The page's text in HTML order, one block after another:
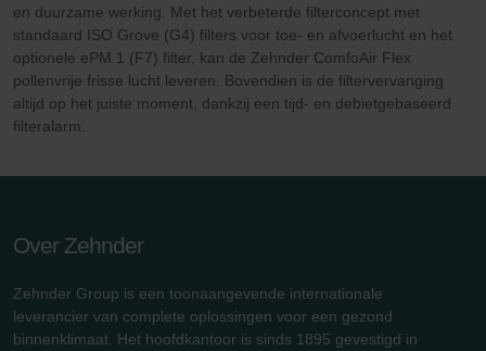
en duurzame werking. Met het verbeterde filterconcept met
standaard ISO Grove (G4) filters voor toe- en afvoerlucht en het
optionele ePM 1 (F7) filter, kan de Zehnder ComfoAir Flex
pollenvrije frisse lucht leveren. Bovendien is de filtervervanging
altijd op het juiste moment, dankzij een tijd- en debietgebaseerd
filteralarm.
Over Zehnder
Zehnder Group is een toonaangevende internationale
leverancier van complete oplossingen voor een gezond
binnenklimaat. Het hoofdkantoor is sinds 1895 gevestigd in